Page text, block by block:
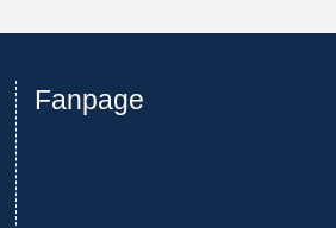
Fanpage